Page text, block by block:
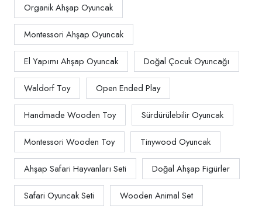
Organik Ahşap Oyuncak
Montessori Ahşap Oyuncak
El Yapımı Ahşap Oyuncak Doğal Çocuk Oyuncağı
Waldorf Toy Open Ended Play
Handmade Wooden Toy Sürdürülebilir Oyuncak
Montessori Wooden Toy Tinywood Oyuncak
Ahşap Safari Hayvanları Seti Doğal Ahşap Figürler
Safari Oyuncak Seti Wooden Animal Set